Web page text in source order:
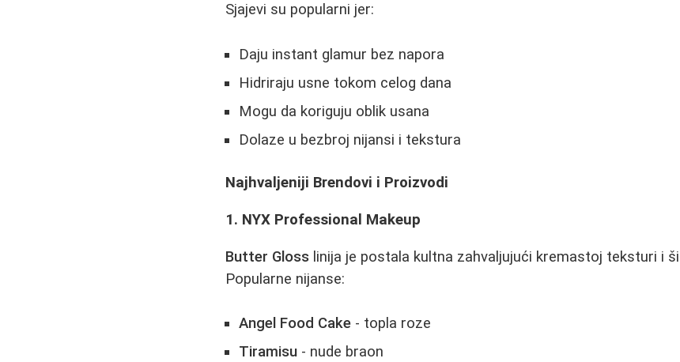
Sjajevi su popularni jer:
Daju instant glamur bez napora
Hidriraju usne tokom celog dana
Mogu da koriguju oblik usana
Dolaze u bezbroj nijansi i tekstura
Najhvaljeniji Brendovi i Proizvodi
1. NYX Professional Makeup
Butter Gloss linija je postala kultna zahvaljujući kremastoj teksturi i
Popularne nijanse:
Angel Food Cake - topla roze
Tiramisu - nude braon